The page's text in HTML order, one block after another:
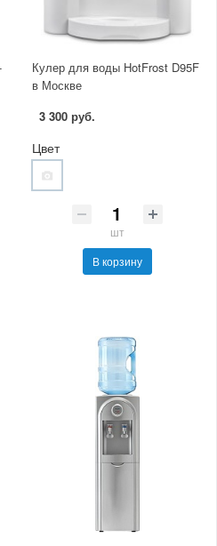
Кулер для воды HotFrost D95F
в Москве
3 300 руб.
Цвет
шт
В корзину